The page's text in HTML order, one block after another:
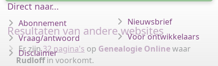
Resultaten van andere websites
Er zijn32 pagina's op Genealogie Onlinewaar
Rudloffin voorkomt.
Direct naar...
Abonnement
Vraag/antwoord
Disclaimer
Nieuwsbrief
Voor ontwikkelaars